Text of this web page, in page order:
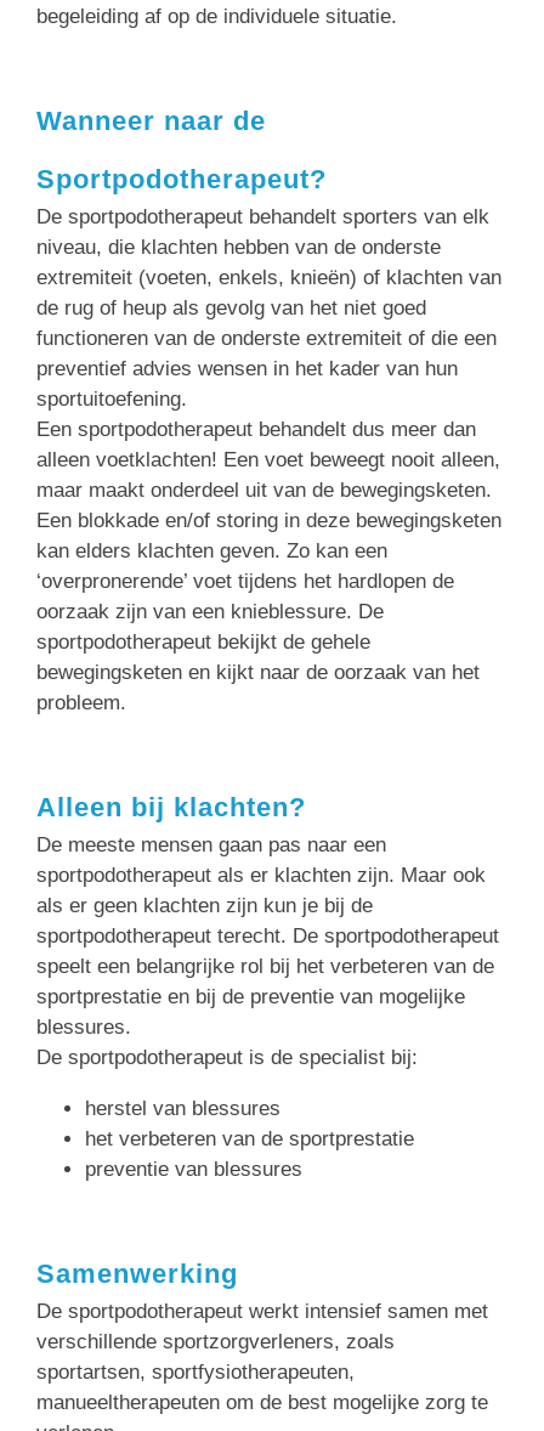
begeleiding af op de individuele situatie.
Wanneer naar de
Sportpodotherapeut?
De sportpodotherapeut behandelt sporters van elk
niveau, die klachten hebben van de onderste
extremiteit (voeten, enkels, knieën) of klachten van
de rug of heup als gevolg van het niet goed
functioneren van de onderste extremiteit of die een
preventief advies wensen in het kader van hun
sportuitoefening.
Een sportpodotherapeut behandelt dus meer dan
alleen voetklachten! Een voet beweegt nooit alleen,
maar maakt onderdeel uit van de bewegingsketen.
Een blokkade en/of storing in deze bewegingsketen
kan elders klachten geven. Zo kan een
‘overpronerende’ voet tijdens het hardlopen de
oorzaak zijn van een knieblessure. De
sportpodotherapeut bekijkt de gehele
bewegingsketen en kijkt naar de oorzaak van het
probleem.
Alleen bij klachten?
De meeste mensen gaan pas naar een
sportpodotherapeut als er klachten zijn. Maar ook
als er geen klachten zijn kun je bij de
sportpodotherapeut terecht. De sportpodotherapeut
speelt een belangrijke rol bij het verbeteren van de
sportprestatie en bij de preventie van mogelijke
blessures.
De sportpodotherapeut is de specialist bij:
herstel van blessures
het verbeteren van de sportprestatie
preventie van blessures
Samenwerking
De sportpodotherapeut werkt intensief samen met
verschillende sportzorgverleners, zoals
sportartsen, sportfysiotherapeuten,
manueeltherapeuten om de best mogelijke zorg te